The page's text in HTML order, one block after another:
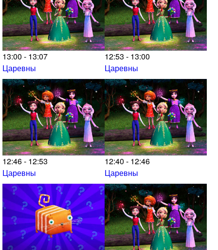
13:00 - 13:07
Царевны
12:53 - 13:00
Царевны
12:46 - 12:53
Царевны
12:40 - 12:46
Царевны